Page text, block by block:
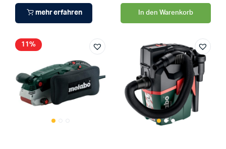
mehr erfahren In den Warenkorb
11%